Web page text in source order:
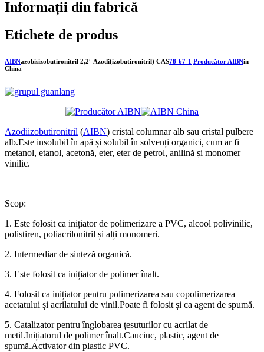
Informații din fabrică
Etichete de produs
AIBNazobisizobutironitril 2,2′-Azodi(izobutironitril) CAS78-67-1 Producător AIBNin
China
Azodiizobutironitril (AIBN) cristal columnar alb sau cristal pulbere
alb.Este insolubil în apă și solubil în solvenți organici, cum ar fi
metanol, etanol, acetonă, eter, eter de petrol, anilină și monomer
vinilic.
Scop:
1. Este folosit ca inițiator de polimerizare a PVC, alcool polivinilic,
polistiren, poliacrilonitril și alți monomeri.
2. Intermediar de sinteză organică.
3. Este folosit ca inițiator de polimer înalt.
4. Folosit ca inițiator pentru polimerizarea sau copolimerizarea
acetatului și acrilatului de vinil.Poate fi folosit și ca agent de spumă.
5. Catalizator pentru înglobarea țesuturilor cu acrilat de
metil.Inițiatorul de polimer înalt.Cauciuc, plastic, agent de
spumă.Activator din plastic PVC.